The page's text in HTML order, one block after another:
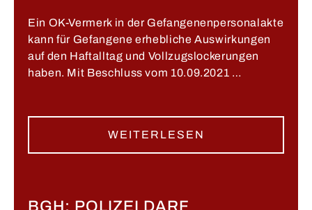
Ein OK-Vermerk in der Gefangenenpersonalakte
kann für Gefangene erhebliche Auswirkungen
auf den Haftalltag und Vollzugslockerungen
haben. Mit Beschluss vom 10.09.2021 …
WEITERLESEN
BGH: POLIZEI DARF